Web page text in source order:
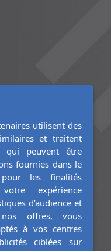
utilisent des
et traitent
qui peuvent être
fournies dans le
les finalités
expérience
d’audience et
offres, vous
à vos centres
ciblées sur